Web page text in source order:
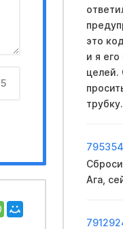
5
это
и я его
целей.
трубку.
Ага,